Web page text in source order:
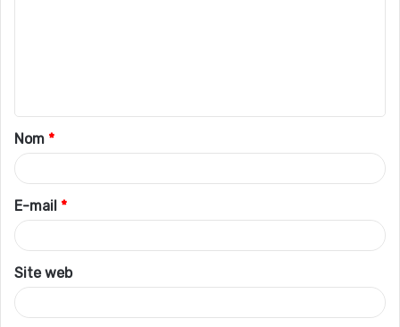
t
a
i
r
e
*
Nom *
E-mail *
Site web